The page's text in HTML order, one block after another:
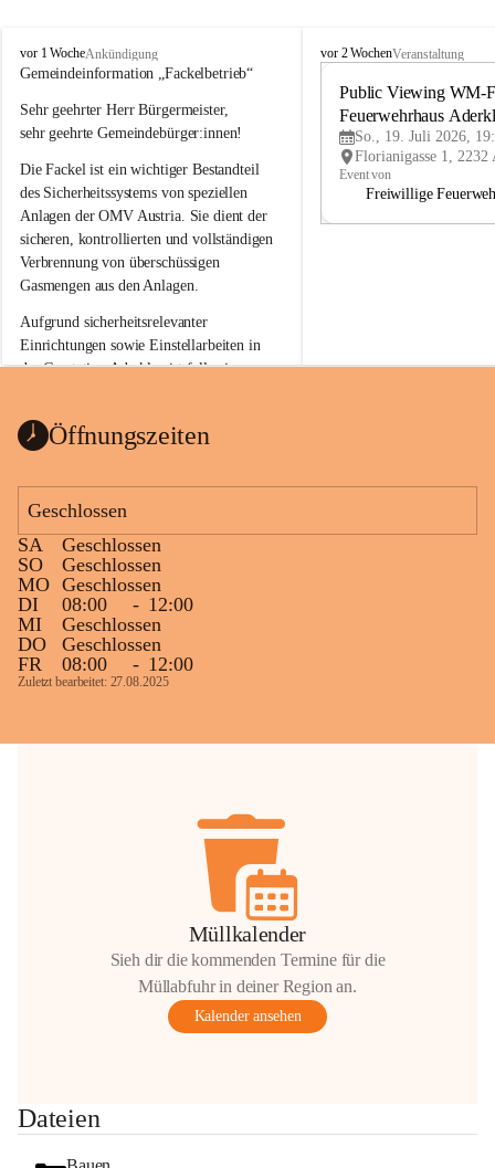
A
d
r
k
a
a
vor 1 WocheAnkündigung
Gemeindeinformation „Fackelbetrieb“
Sehr geehrter Herr Bürgermeister,
sehr geehrte Gemeindebürger:innen!
Die Fackel ist ein wichtiger Bestandteil
des Sicherheitssystems von speziellen
Anlagen der OMV Austria. Sie dient der
sicheren, kontrollierten und vollständigen
Verbrennung von überschüssigen
Gasmengen aus den Anlagen.
Aufgrund sicherheitsrelevanter
Einrichtungen sowie Einstellarbeiten in
der Gasstation Aderklaa ist fallweise
kommenden Tagen und Wochen wird
sein.
Die OMV Austria ist bemüht, für die
Bevölkerung ungewohnte, jedoch
technisch notwendige Betriebszustände so
kurz wie möglich zu halten.
Wir bitten daher die umliegende
Bevölkerung um Verständnis.
anrainer-service@omv.com
Bei Fragen, Anliegen oder Beschwerden.
Die OMV wird im Zuge von
A
vor 2 WochenVeranstaltung
Public Viewing WM-
Feuerwehrhaus
So., 19. Juli 2026,
Event von
Freiwillige
Öffnungszeiten
Geschlossen
SA
Geschlossen
SO
Geschlossen
MO Geschlossen
DI
08:00 - 12:00
MI
Geschlossen
DO
Geschlossen
FR
08:00 - 12:00
Zuletzt bearbeitet: 27.08.2025
Müllkalender
Sieh dir die kommenden Termine für die
Müllabfuhr in deiner Region an.
Kalender ansehen
Dateien